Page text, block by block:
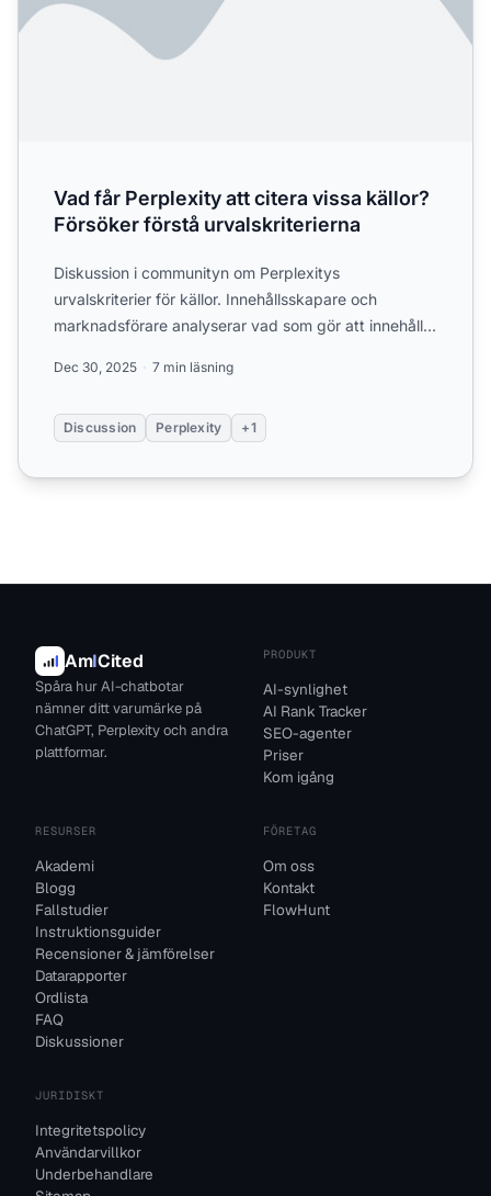
Vad får Perplexity att citera vissa källor?
Försöker förstå urvalskriterierna
Diskussion i communityn om Perplexitys
urvalskriterier för källor. Innehållsskapare och
marknadsförare analyserar vad som gör att innehåll
Dec 30, 2025 7 min läsning
Discussion Perplexity +1
AmICited
Spåra hur AI-chatbotar
nämner ditt varumärke på
ChatGPT, Perplexity och andra
plattformar.
PRODUKT
AI-synlighet
AI Rank Tracker
SEO-agenter
Priser
Kom igång
RESURSER
Akademi
Blogg
Fallstudier
Instruktionsguider
Recensioner & jämförelser
Datarapporter
Ordlista
FAQ
Diskussioner
FÖRETAG
Om oss
Kontakt
FlowHunt
JURIDISKT
Integritetspolicy
Användarvillkor
Underbehandlare